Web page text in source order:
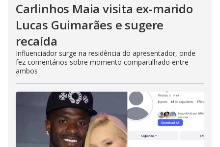
Carlinhos Maia visita ex-marido
Lucas Guimarães e sugere
recaída
Influenciador surge na residência do apresentador, onde
fez comentários sobre momento compartilhado entre
ambos